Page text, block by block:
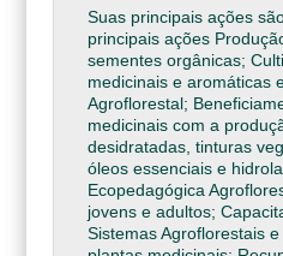
Suas principais ações
principais ações
sementes orgânicas;
medicinais e aromáticas
Agroflorestal;
medicinais com a
desidratadas, tinturas
óleos essenciais e
Ecopedagógica
jovens e adultos;
Sistemas Agroflorestais